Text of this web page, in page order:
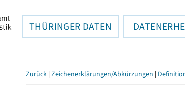
THÜRINGER DATEN
Zurück | Zeichenerklärungen/Abkürzungen |